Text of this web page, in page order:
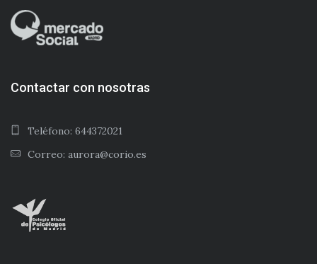
Contactar con nosotras
Teléfono: 644372021
Correo: aurora@corio.es